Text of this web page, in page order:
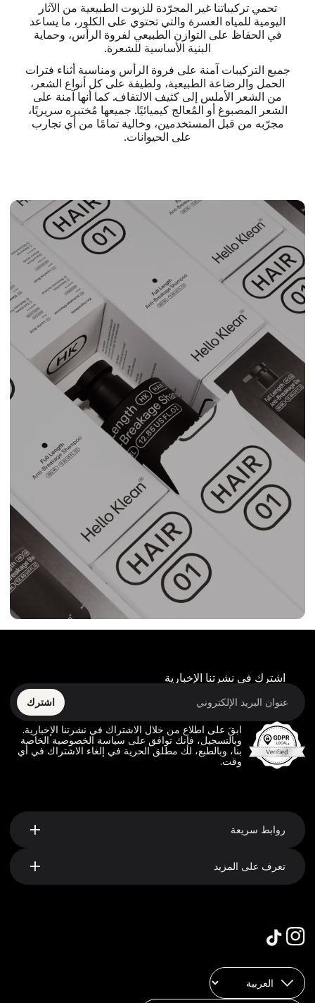
تحمي تركيباتنا غير المجرّدة للزيوت الطبيعية من الآثار
اليومية للمياه العسرة والتي تحتوي على الكلور، ما يساعد
في الحفاظ على التوازن الطبيعي لفروة الرأس، وحماية
البنية الأساسية للشعرة.
جميع التركيبات آمنة على فروة الرأس ومناسبة أثناء فترات
الحمل والرضاعة الطبيعية، ولطيفة على كل أنواع الشعر،
من الشعر الأملس إلى كثيف الالتفاف. كما أنها آمنة على
الشعر المصبوغ أو المُعالج كيميائيًا. جميعها مُختبره سريريًا،
مجرّبه من قبل المستخدمين، وخالية تمامًا من أي تجارب
على الحيوانات.
اشترك في نشرتنا الإخبارية
اشترك
ابقَ على اطلاع من خلال الاشتراك في نشرتنا الإخبارية.
وبالتسجيل، فإنك توافق على سياسة الخصوصية الخاصة
بنا، وبالطبع، لك مطلق الحرية في إلغاء الاشتراك في أي
وقت.
روابط سريعة
تعرف على المزيد